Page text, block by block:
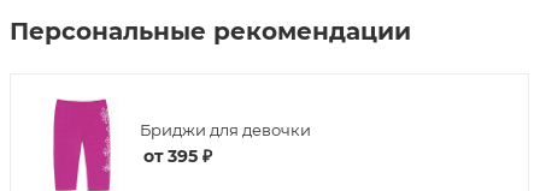
Персональные рекомендации
Бриджи для девочки
от395 ₽